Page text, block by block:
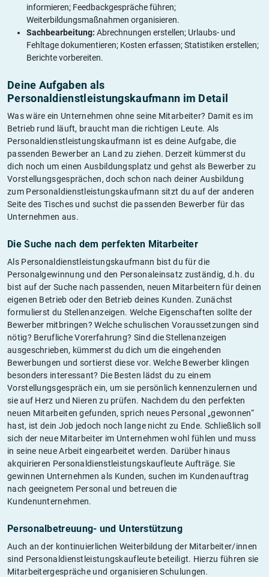
informieren; Feedbackgespräche führen;
Weiterbildungsmaßnahmen organisieren.
Sachbearbeitung: Abrechnungen erstellen; Urlaubs- und
Fehltage dokumentieren; Kosten erfassen; Statistiken erstellen;
Berichte vorbereiten.
Deine Aufgaben als
Personaldienstleistungskaufmann im Detail
Was wäre ein Unternehmen ohne seine Mitarbeiter? Damit es im
Betrieb rund läuft, braucht man die richtigen Leute. Als
Personaldienstleistungskaufmann ist es deine Aufgabe, die
passenden Bewerber an Land zu ziehen. Derzeit kümmerst du
dich noch um einen Ausbildungsplatz und gehst als Bewerber zu
Vorstellungsgesprächen, doch schon nach deiner Ausbildung
zum Personaldienstleistungskaufmann sitzt du auf der anderen
Seite des Tisches und suchst die passenden Bewerber für das
Unternehmen aus.
Die Suche nach dem perfekten Mitarbeiter
Als Personaldienstleistungskaufmann bist du für die
Personalgewinnung und den Personaleinsatz zuständig, d.h. du
bist auf der Suche nach passenden, neuen Mitarbeitern für deinen
eigenen Betrieb oder den Betrieb deines Kunden. Zunächst
formulierst du Stellenanzeigen. Welche Eigenschaften sollte der
Bewerber mitbringen? Welche schulischen Voraussetzungen sind
nötig? Berufliche Vorerfahrung? Sind die Stellenanzeigen
ausgeschrieben, kümmerst du dich um die eingehenden
Bewerbungen und sortierst diese vor. Welche Bewerber klingen
besonders interessant? Die Besten lädst du zu einem
Vorstellungsgespräch ein, um sie persönlich kennenzulernen und
sie auf Herz und Nieren zu prüfen. Nachdem du den perfekten
neuen Mitarbeiten gefunden, sprich neues Personal „gewonnen“
hast, ist dein Job jedoch noch lange nicht zu Ende. Schließlich soll
sich der neue Mitarbeiter im Unternehmen wohl fühlen und muss
in seine neue Arbeit eingearbeitet werden. Darüber hinaus
akquirieren Personaldienstleistungskaufleute Aufträge. Sie
gewinnen Unternehmen als Kunden, suchen im Kundenauftrag
nach geeignetem Personal und betreuen die
Kundenunternehmen.
Personalbetreuung- und Unterstützung
Auch an der kontinuierlichen Weiterbildung der Mitarbeiter/innen
sind Personaldienstleistungskaufleute beteiligt. Hierzu führen sie
Mitarbeitergespräche und organisieren Schulungen.